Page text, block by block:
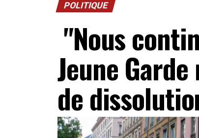
POLITIQUE
"Nous
Jeune
de